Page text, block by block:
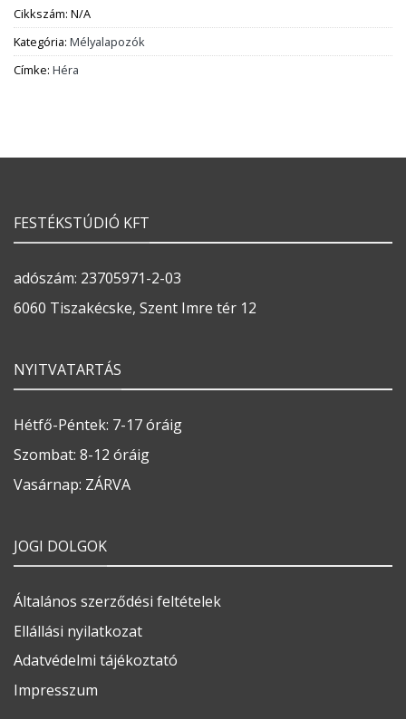
Cikkszám: N/A
Kategória: Mélyalapozók
Címke: Héra
FESTÉKSTÚDIÓ KFT
adószám: 23705971-2-03
6060 Tiszakécske, Szent Imre tér 12
NYITVATARTÁS
Hétfő-Péntek: 7-17 óráig
Szombat: 8-12 óráig
Vasárnap: ZÁRVA
JOGI DOLGOK
Általános szerződési feltételek
Ellállási nyilatkozat
Adatvédelmi tájékoztató
Impresszum